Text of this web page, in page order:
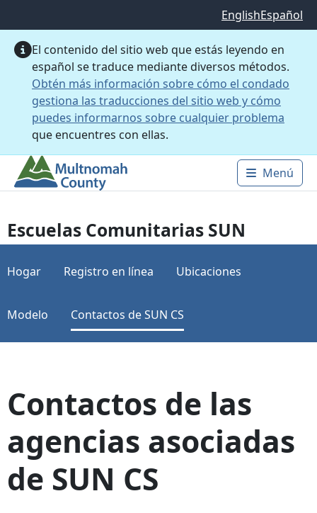
EnglishEspañol
El contenido del sitio web que estás leyendo en
español se traduce mediante diversos métodos.
Obtén más información sobre cómo el condado
gestiona las traducciones del sitio web y cómo
puedes informarnos sobre cualquier problema
que encuentres con ellas.
Main
Menú
Escuelas Comunitarias SUN
Hogar Registro en línea Ubicaciones
Modelo Contactos de SUN CS
Contactos de las
agencias asociadas
de SUN CS